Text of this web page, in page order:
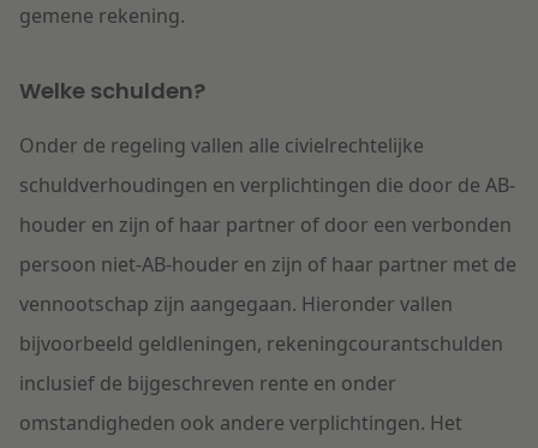
gemene rekening.
Welke schulden?
Onder de regeling vallen alle civielrechtelijke
schuldverhoudingen en verplichtingen die door de AB-
houder en zijn of haar partner of door een verbonden
persoon niet-AB-houder en zijn of haar partner met de
vennootschap zijn aangegaan. Hieronder vallen
bijvoorbeeld geldleningen, rekeningcourantschulden
inclusief de bijgeschreven rente en onder
omstandigheden ook andere verplichtingen. Het